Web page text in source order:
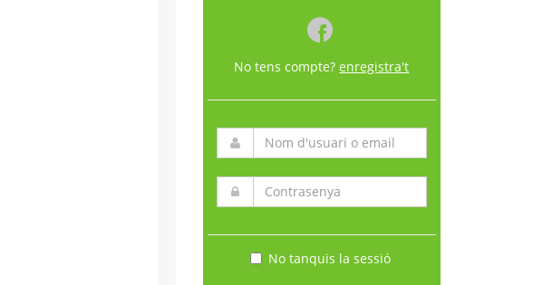
No tens compte?enregistra't
No tanquis la sessió